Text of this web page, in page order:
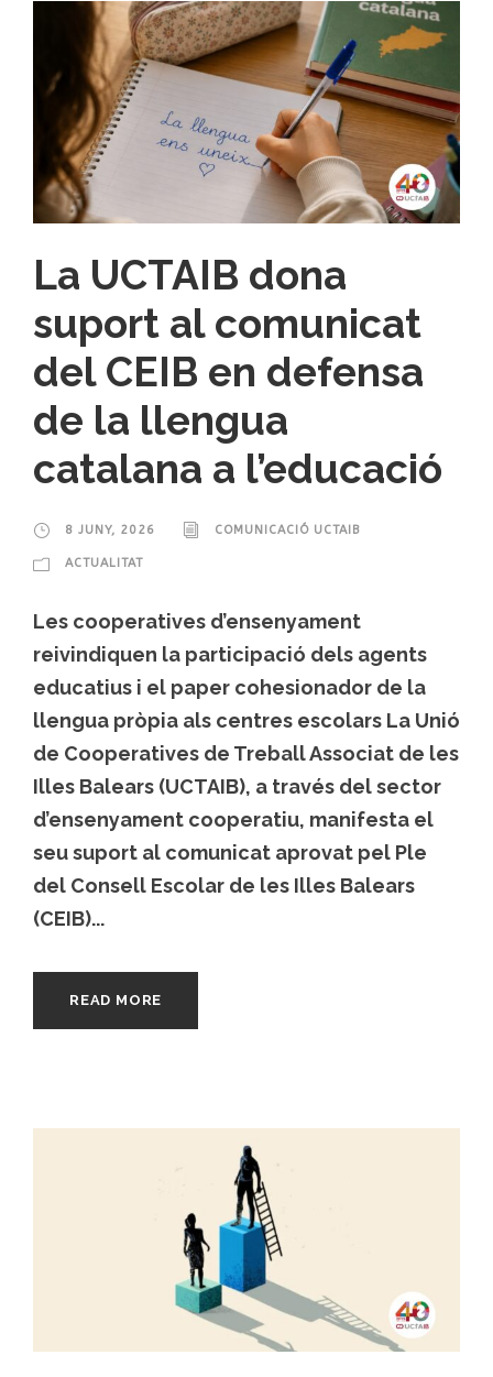
La UCTAIB dona
suport al comunicat
del CEIB en defensa
de la llengua
catalana a l’educació
8 JUNY, 2026 COMUNICACIÓ UCTAIB
ACTUALITAT
Les cooperatives d’ensenyament
reivindiquen la participació dels agents
educatius i el paper cohesionador de la
llengua pròpia als centres escolars La Unió
de Cooperatives de Treball Associat de les
Illes Balears (UCTAIB), a través del sector
d’ensenyament cooperatiu, manifesta el
seu suport al comunicat aprovat pel Ple
del Consell Escolar de les Illes Balears
(CEIB)...
READ MORE